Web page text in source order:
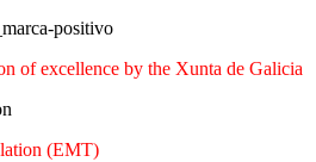
of excellence by the Xunta de Galicia
(EMT)